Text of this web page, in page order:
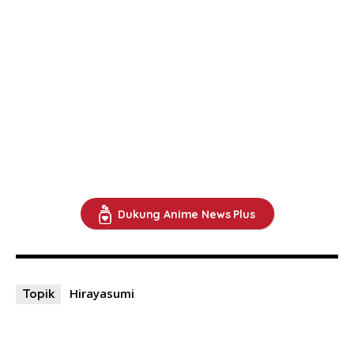
Dukung Anime News Plus
Topik Hirayasumi